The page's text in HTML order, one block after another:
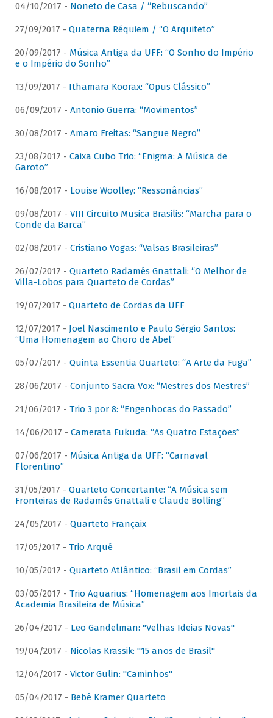
04/10/2017 - Noneto de Casa / “Rebuscando”
27/09/2017 - Quaterna Réquiem / “O Arquiteto”
20/09/2017 - Música Antiga da UFF: “O Sonho do Império
e o Império do Sonho”
13/09/2017 - Ithamara Koorax: “Opus Clássico”
06/09/2017 - Antonio Guerra: “Movimentos”
30/08/2017 - Amaro Freitas: “Sangue Negro”
23/08/2017 - Caixa Cubo Trio: “Enigma: A Música de
Garoto”
16/08/2017 - Louise Woolley: “Ressonâncias”
09/08/2017 - VIII Circuito Musica Brasilis: “Marcha para o
Conde da Barca”
02/08/2017 - Cristiano Vogas: “Valsas Brasileiras”
26/07/2017 - Quarteto Radamés Gnattali: “O Melhor de
Villa-Lobos para Quarteto de Cordas”
19/07/2017 - Quarteto de Cordas da UFF
12/07/2017 - Joel Nascimento e Paulo Sérgio Santos:
“Uma Homenagem ao Choro de Abel”
05/07/2017 - Quinta Essentia Quarteto: “A Arte da Fuga”
28/06/2017 - Conjunto Sacra Vox: “Mestres dos Mestres”
21/06/2017 - Trio 3 por 8: “Engenhocas do Passado”
14/06/2017 - Camerata Fukuda: “As Quatro Estações”
07/06/2017 - Música Antiga da UFF: “Carnaval
Florentino”
31/05/2017 - Quarteto Concertante: “A Música sem
Fronteiras de Radamés Gnattali e Claude Bolling”
24/05/2017 - Quarteto Françaix
17/05/2017 - Trio Arqué
10/05/2017 - Quarteto Atlântico: “Brasil em Cordas”
03/05/2017 - Trio Aquarius: “Homenagem aos Imortais da
Academia Brasileira de Música”
26/04/2017 - Leo Gandelman: "Velhas Ideias Novas"
19/04/2017 - Nicolas Krassik: "15 anos de Brasil"
12/04/2017 - Victor Gulin: "Caminhos"
05/04/2017 - Bebê Kramer Quarteto